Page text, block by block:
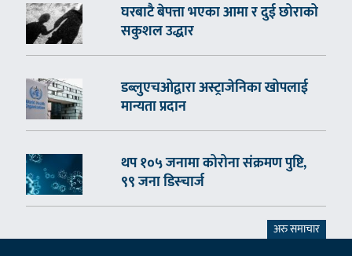
घरबाटै बेपत्ता भएका आमा र दुई छोराको
सकुशल उद्धार
डब्लुएचओद्वारा अस्ट्राजेनिका खोपलाई
मान्यता प्रदान
थप १०५ जनामा कोरोना संक्रमण पुष्टि,
९९ जना डिस्चार्ज
अरु समाचार